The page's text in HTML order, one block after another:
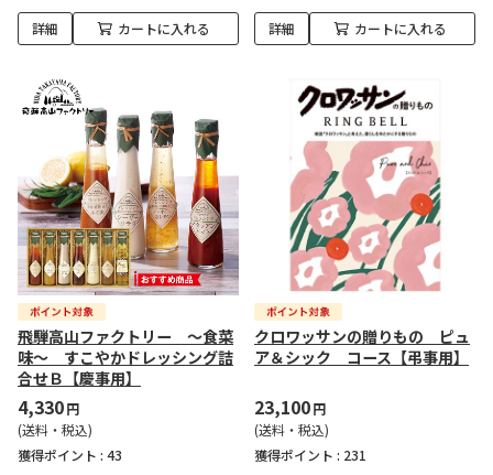
詳細 カートに入れる 詳細 カートに入れる
飛騨高山ファクトリー ～食菜
味～ すこやかドレッシング詰
合せＢ【慶事用】
4,330円
(送料・税込)
獲得ポイント : 43
クロワッサンの贈りもの ピュ
ア＆シック コース【弔事用】
23,100円
(送料・税込)
獲得ポイント : 231